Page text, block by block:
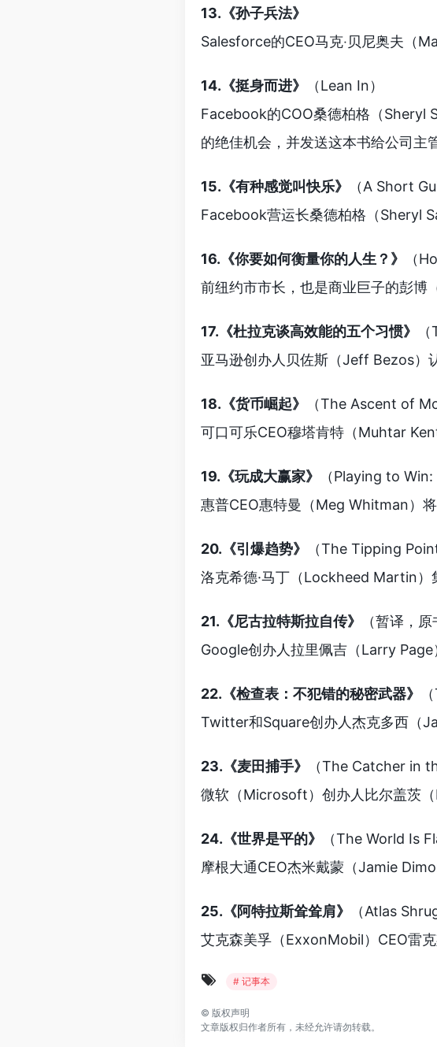
13.《孙子兵法》
Salesforce的CEO马克‧贝尼奥夫（
14.《挺身而进》
（Lean In）
Facebook的COO桑德柏格（Sheryl
的绝佳机会，并发送这本书给公司主管
15.《有种感觉叫快乐》
（A Short
Facebook营运长桑德柏格（Sheryl
16.《你要如何衡量你的人生？》
（
前纽约市市长，也是商业巨子的彭博
17.《杜拉克谈高效能的五个习惯》
亚马逊创办人贝佐斯（Jeff Bezos）
18.《货币崛起》
（The Ascent of
可口可乐CEO穆塔肯特（Muhtar
19.《玩成大赢家》
（Playing to
惠普CEO惠特曼（Meg Whitman）
20.《引爆趋势》
（The Tipping Point
洛克希德·马丁（Lockheed Martin）
21.《尼古拉特斯拉自传》
（暂译，
Google创办人拉里佩吉（Larry Page
22.《检查表：不犯错的秘密武器》
Twitter和Square创办人杰克多西（
23.《麦田捕手》
（The Catcher in
微软（Microsoft）创办人比尔盖茨（
24.《世界是平的》
（The World Is
摩根大通CEO杰米戴蒙（Jamie
25.《阿特拉斯耸耸肩》
（Atlas
艾克森美孚（ExxonMobil）CEO雷
# 记事本
© 版权声明
文章版权归作者所有，未经允许请勿转载。